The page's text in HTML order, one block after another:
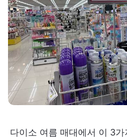
다이소 여름 매대에서 이 3